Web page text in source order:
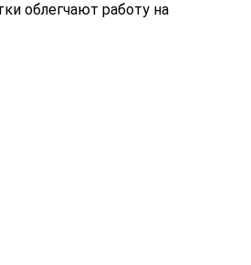
облегчают работу на